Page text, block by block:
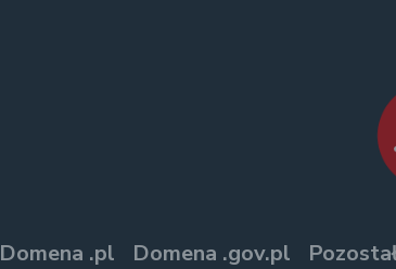
Domena .pl Domena .gov.pl